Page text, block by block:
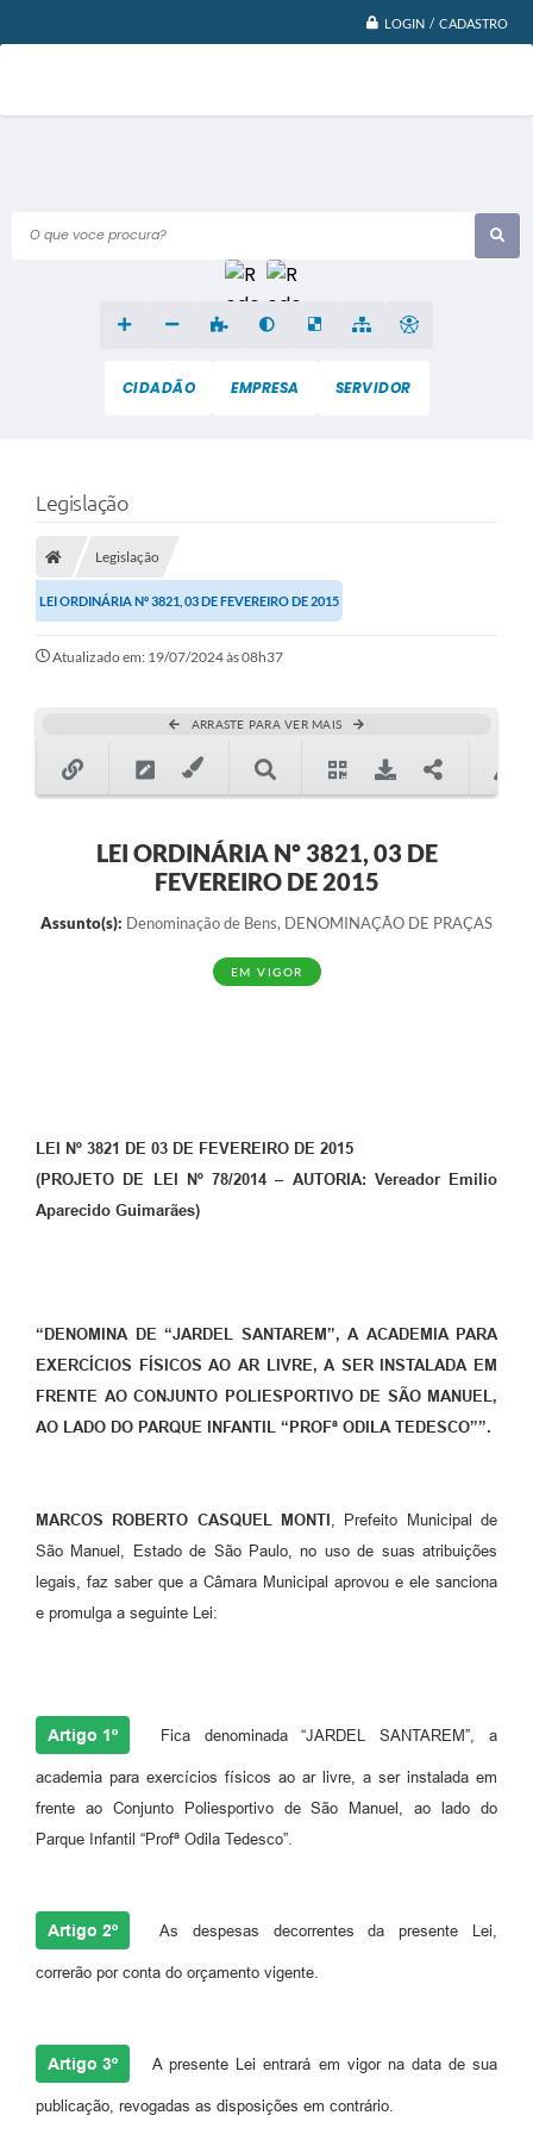
LOGIN / CADASTRO
O que voce procura?
CIDADÃO EMPRESA SERVIDOR
Legislação
Legislação
LEI ORDINÁRIA Nº 3821, 03 DE FEVEREIRO DE 2015
Atualizado em: 19/07/2024 às 08h37
ARRASTE PARA VER MAIS
LEI ORDINÁRIA Nº 3821, 03 DE
FEVEREIRO DE 2015
Assunto(s): Denominação de Bens, DENOMINAÇÃO DE PRAÇAS
EM VIGOR
LEI Nº 3821 DE 03 DE FEVEREIRO DE 2015
(PROJETO DE LEI Nº 78/2014 – AUTORIA: Vereador Emilio
Aparecido Guimarães)
“DENOMINA DE “JARDEL SANTAREM”, A ACADEMIA PARA
EXERCÍCIOS FÍSICOS AO AR LIVRE, A SER INSTALADA EM
FRENTE AO CONJUNTO POLIESPORTIVO DE SÃO MANUEL,
AO LADO DO PARQUE INFANTIL “PROFª ODILA TEDESCO””.
MARCOS ROBERTO CASQUEL MONTI , Prefeito Municipal de
São Manuel, Estado de São Paulo, no uso de suas atribuições
legais, faz saber que a Câmara Municipal aprovou e ele sanciona
e promulga a seguinte Lei:
Artigo 1º Fica denominada “JARDEL SANTAREM”, a
academia para exercícios físicos ao ar livre, a ser instalada em
frente ao Conjunto Poliesportivo de São Manuel, ao lado do
Parque Infantil “Profª Odila Tedesco”.
Artigo 2º As despesas decorrentes da presente Lei,
correrão por conta do orçamento vigente.
Artigo 3º A presente Lei entrará em vigor na data de sua
publicação, revogadas as disposições em contrário.